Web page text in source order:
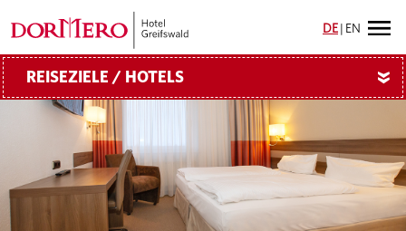
DE EN
REISEZIELE / HOTELS »